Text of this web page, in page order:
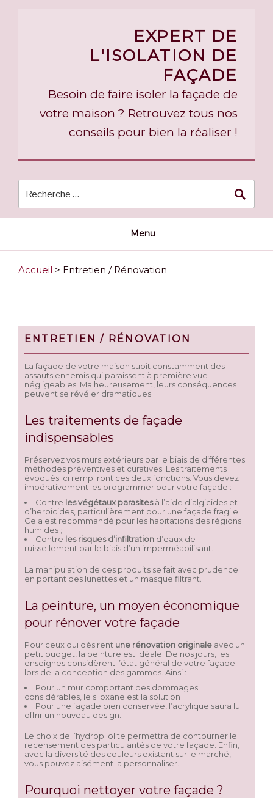
EXPERT DE
L'ISOLATION DE
FAÇADE
Besoin de faire isoler la façade de
votre maison ? Retrouvez tous nos
conseils pour bien la réaliser !
Menu
Accueil > Entretien / Rénovation
ENTRETIEN / RÉNOVATION
La façade de votre maison subit constamment des
assauts ennemis qui paraissent à première vue
négligeables. Malheureusement, leurs conséquences
peuvent se révéler dramatiques.
Les traitements de façade
indispensables
Préservez vos murs extérieurs par le biais de différentes
méthodes préventives et curatives. Les traitements
évoqués ici rempliront ces deux fonctions. Vous devez
impérativement les programmer pour votre façade :
Contre les végétaux parasitesà l’aide d’algicides et
d’herbicides, particulièrement pour une façade fragile.
Cela est recommandé pour les habitations des régions
humides ;
Contre les risques d’infiltration d’eaux de
ruissellement par le biais d’un imperméabilisant.
La manipulation de ces produits se fait avec prudence
en portant des lunettes et un masque filtrant.
La peinture, un moyen économique
pour rénover votre façade
Pour ceux qui désirent une rénovation originale avec un
petit budget, la peinture est idéale. De nos jours, les
enseignes considèrent l’état général de votre façade
lors de la conception des gammes. Ainsi :
Pour un mur comportant des dommages
considérables, le siloxane est la solution ;
Pour une façade bien conservée, l’acrylique saura lui
offrir un nouveau design.
Le choix de l’hydropliolite permettra de contourner le
recensement des particularités de votre façade. Enfin,
avec la diversité des couleurs existant sur le marché,
vous pouvez aisément la personnaliser.
Pourquoi nettoyer votre façade ?